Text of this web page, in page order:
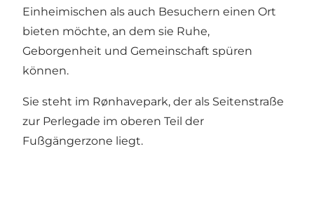
Einheimischen als auch Besuchern einen Ort
bieten möchte, an dem sie Ruhe,
Geborgenheit und Gemeinschaft spüren
können.
Sie steht im Rønhavepark, der als Seitenstraße
zur Perlegade im oberen Teil der
Fußgängerzone liegt.